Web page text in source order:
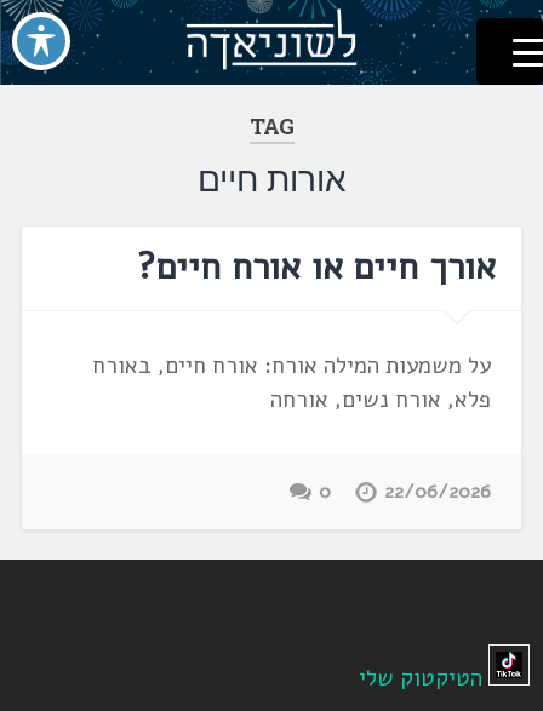
דלג
לתוכן
לשוניאדה
עברית. לשון. שפה
TAG
אורות חיים
אורך חיים או אורח חיים?
על משמעות המילה אורח: אורח חיים, באורח
פלא, אורח נשים, אורחה
22/06/2026
0
הטיקטוק שלי